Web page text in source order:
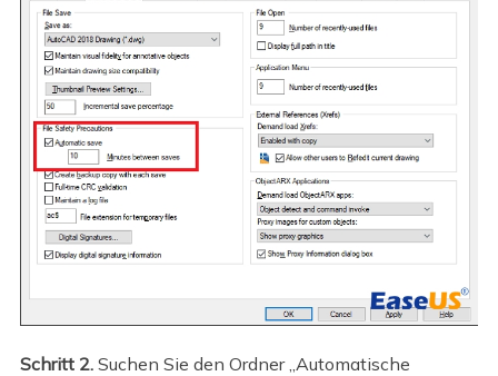
Schritt 2.Suchen Sie den Ordner „Automatische